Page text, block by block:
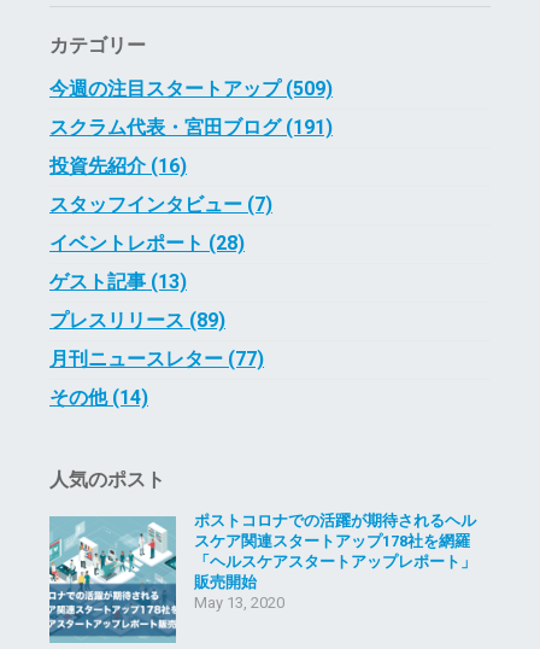
カテゴリー
今週の注目スタートアップ (509)
スクラム代表・宮田ブログ (191)
投資先紹介 (16)
スタッフインタビュー (7)
イベントレポート (28)
ゲスト記事 (13)
プレスリリース (89)
月刊ニュースレター (77)
その他 (14)
人気のポスト
ポストコロナでの活躍が期待されるヘル
スケア関連スタートアップ178社を網羅
「ヘルスケアスタートアップレポート」
販売開始
May 13, 2020